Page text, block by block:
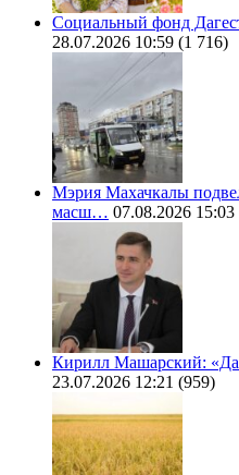
Социальный фонд
28.07.2026 10:59 (1 716)
Мэрия Махачкалы
масш… 07.08.2026 15:03
Кирилл Машарский:
23.07.2026 12:21 (959)